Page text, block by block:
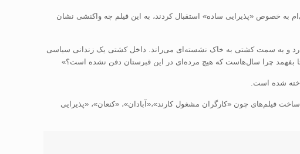
به خصوص «پذیرایی ساده» استقبال کردند، به این فیلم چه واکنشی نشان
یک شورلت ایم پالا، نارنجی‌رنگ از قبرستانی می‌گذرد و به سمت کشتی به خاک نشسته‌ای می‌راند. داخل کشتی یک زندانی سیاسی
بفهمد چرا سال‌هاست که هیچ مرده‌ای در این قبرستان دفن نشده است؟»
شده است.
فیلم‌های چون «کارگران مشغول کارند»،«آبادان»، «کنعان»، «پذیرایی